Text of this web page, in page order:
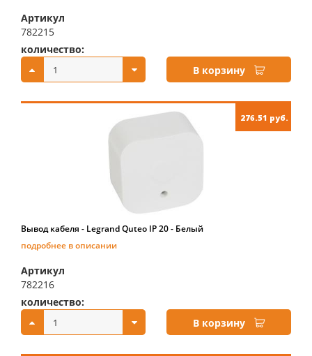
Артикул
782215
количество:
В корзину
276.51 руб.
Вывод кабеля - Legrand Quteo IP 20 - Белый
подробнее в описании
Артикул
782216
количество:
В корзину